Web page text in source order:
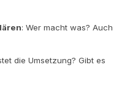
: Wer macht was? Auch
die Umsetzung? Gibt es